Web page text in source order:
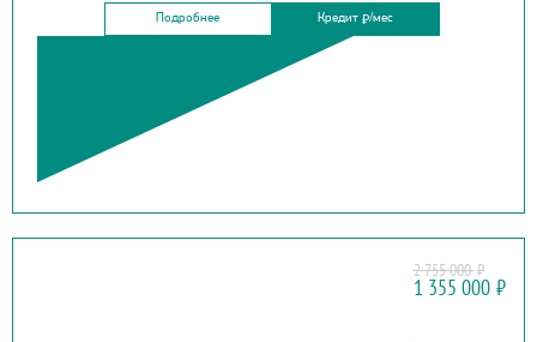
Подробнее Кредит ₽/мес
2 755 000₽
1 355 000 ₽